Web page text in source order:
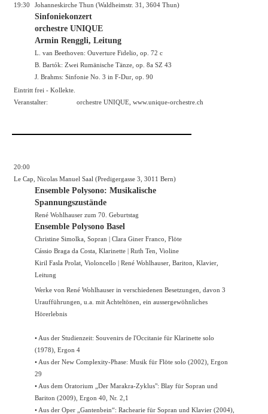
19:30 Johanneskirche Thun (Waldheimstr. 31, 3604 Thun)
Sinfoniekonzert
orchestre UNIQUE
Armin Renggli, Leitung
L. van Beethoven: Ouverture Fidelio, op. 72 c
B. Bartók: Zwei Rumänische Tänze, op. 8a SZ 43
J. Brahms: Sinfonie No. 3 in F-Dur, op. 90
Eintritt frei - Kollekte.
Veranstalter:
orchestre UNIQUE, www.unique-orchestre.ch
20:00
Le Cap, Nicolas Manuel Saal (Predigergasse 3, 3011 Bern)
Ensemble Polysono: Musikalische
Spannungszustände
René Wohlhauser zum 70. Geburtstag
Ensemble Polysono Basel
Christine Simolka, Sopran | Clara Giner Franco, Flöte
Cássio Braga da Costa, Klarinette | Ruth Ten, Violine
Kiril Fasla Prolat, Violoncello | René Wohlhauser, Bariton, Klavier,
Leitung
Werke von René Wohlhauser in verschiedenen Besetzungen, davon 3
Uraufführungen, u.a. mit Achteltönen, ein aussergewöhnliches
Hörerlebnis
• Aus der Studienzeit: Souvenirs de l'Occitanie für Klarinette solo
(1978), Ergon 4
• Aus der New Complexity-Phase: Musik für Flöte solo (2002), Ergon
29
• Aus dem Oratorium „Der Marakra-Zyklus": Blay für Sopran und
Bariton (2009), Ergon 40, Nr. 2,1
• Aus der Oper „Gantenbein“: Rachearie für Sopran und Klavier (2004),